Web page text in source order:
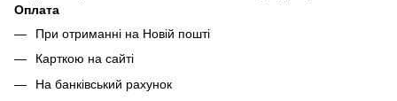
Оплата
При отриманні на Новій пошті
Карткою на сайті
На банківський рахунок